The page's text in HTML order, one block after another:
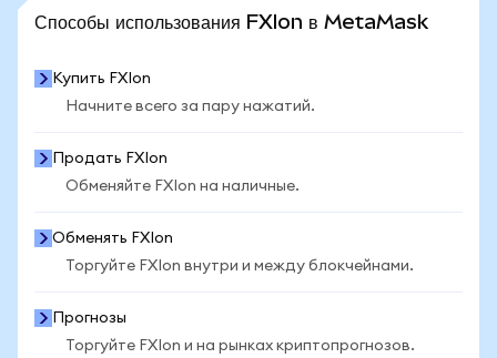
Способы использования FXIon в MetaMask
Купить FXIon
Начните всего за пару нажатий.
Продать FXIon
Обменяйте FXIon на наличные.
Обменять FXIon
Торгуйте FXIon внутри и между блокчейнами.
Прогнозы
Торгуйте FXIon и на рынках криптопрогнозов.